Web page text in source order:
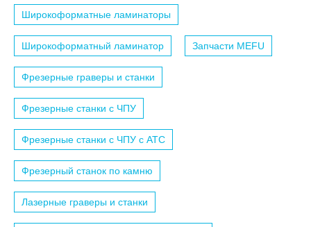
Широкоформатные ламинаторы
Широкоформатный ламинатор Запчасти MEFU
Фрезерные граверы и станки
Фрезерные станки с ЧПУ
Фрезерные станки с ЧПУ c АТС
Фрезерный станок по камню
Лазерные граверы и станки